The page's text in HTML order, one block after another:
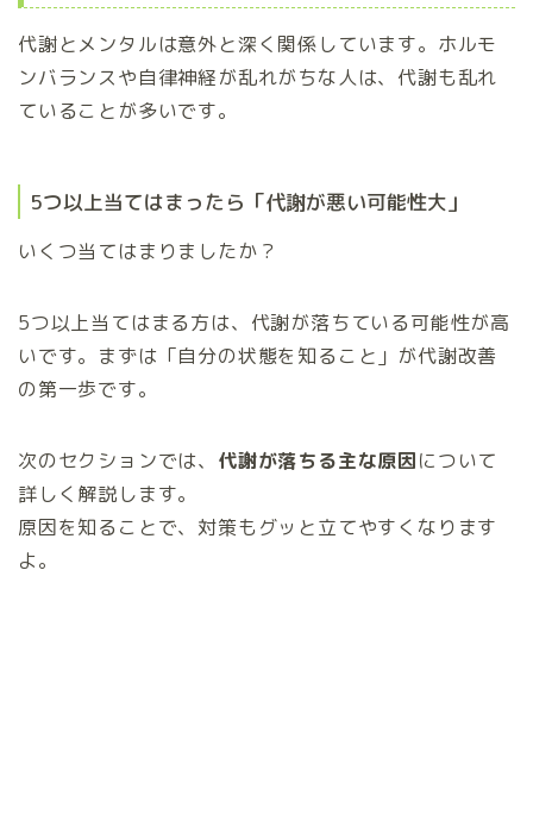
代謝とメンタルは意外と深く関係しています。ホルモ
ンバランスや自律神経が乱れがちな人は、代謝も乱れ
ていることが多いです。
5つ以上当てはまったら「代謝が悪い可能性大」
いくつ当てはまりましたか？
5つ以上当てはまる方は、代謝が落ちている可能性が高
いです。まずは「自分の状態を知ること」が代謝改善
の第一歩です。
次のセクションでは、 代謝が落ちる主な原因について
詳しく解説します。
原因を知ることで、対策もグッと立てやすくなります
よ。